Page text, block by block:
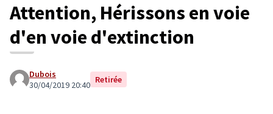
Attention, Hérissons en voie
d'en voie d'extinction
Dubois
30/04/2019 20:40 Retirée